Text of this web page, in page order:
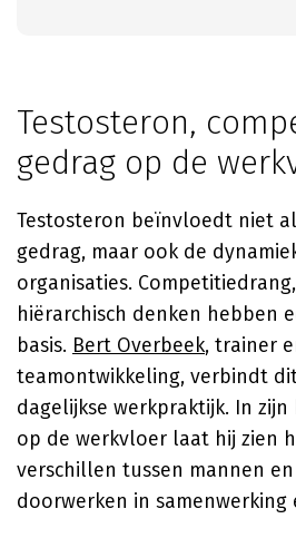
Testosteron,
gedrag op de
Testosteron beïnvloedt niet
gedrag, maar ook de
organisaties.
hiërarchisch denken hebben
basis. Bert Overbeek, trainer
teamontwikkeling, verbindt
dagelijkse werkpraktijk. In
op de werkvloer laat hij zien
verschillen tussen mannen
doorwerken in